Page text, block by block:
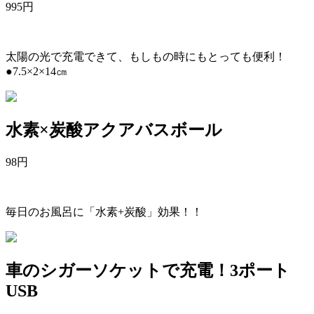
995円
太陽の光で充電できて、もしもの時にもとっても便利！
●7.5×2×14㎝
水素×炭酸アクアバスボール
98円
毎日のお風呂に「水素+炭酸」効果！！
車のシガーソケットで充電！3ポート
USB